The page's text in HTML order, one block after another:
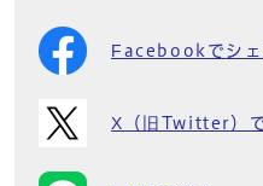
Facebookでシェ
X（旧Twitter）